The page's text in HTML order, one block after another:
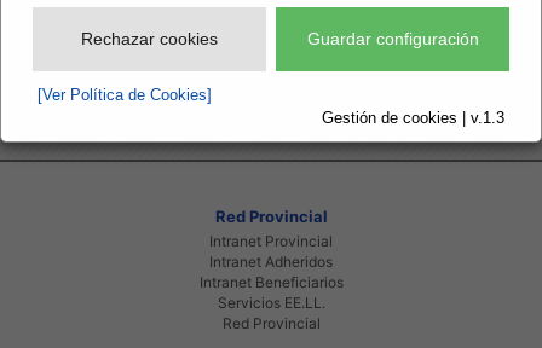
Rechazar cookies Guardar configuración
[Ver Política de Cookies]
Gestión de cookies | v.1.3
Red Provincial
Intranet Provincial
Intranet Adheridos
Intranet Beneficiarios
Servicios EE.LL.
Red Provincial